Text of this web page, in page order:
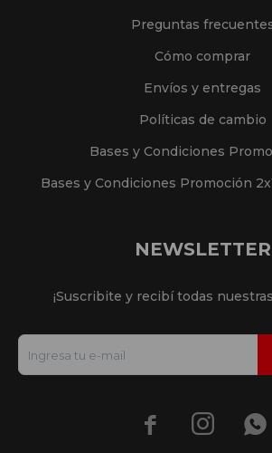
Preguntas
Cómo comprar
Envíos y entregas
Políticas de cambio
Bases y Condiciones
Bases y Condiciones Promoción
NEWSLETTER
¡Suscribite y recibí todas
  